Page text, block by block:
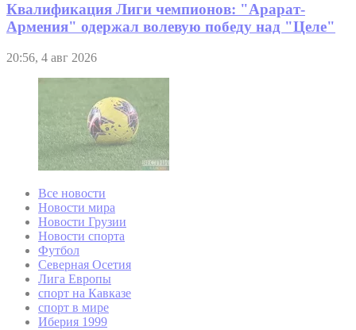
Квалификация Лиги чемпионов: "Арарат-
Армения" одержал волевую победу над "Целе"
20:56, 4 авг 2026
Все новости
Новости мира
Новости Грузии
Новости спорта
Футбол
Северная Осетия
Лига Европы
спорт на Кавказе
спорт в мире
Иберия 1999